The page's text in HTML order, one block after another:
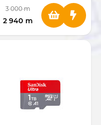
3 000 m
2 940 m